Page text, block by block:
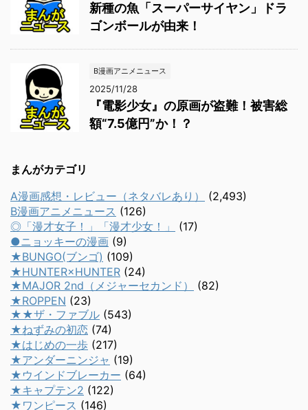
新種の魚「スーパーサイヤン」ドラ
ゴンボールが由来！
B漫画アニメニュース
2025/11/28
『電影少女』の原画が盗難！被害総
額“7.5億円”か！？
まんがカテゴリ
A漫画感想・レビュー（ネタバレあり）
(2,493)
B漫画アニメニュース (126)
◎「漫才女子！」「漫才少女！」
(17)
●ニョッキーの漫画 (9)
★BUNGO(ブンゴ) (109)
★HUNTER×HUNTER (24)
★MAJOR 2nd（メジャーセカンド）
(82)
★ROPPEN (23)
★★ザ・ファブル (543)
★ねずみの初恋 (74)
★はじめの一歩 (217)
★アンダーニンジャ (19)
★ウインドブレーカー (64)
★キャプテン2 (122)
★ワンピース (146)